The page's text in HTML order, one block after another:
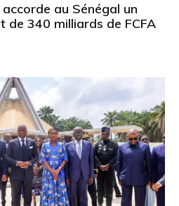
au Sénégal un
de 340 milliards de FCFA